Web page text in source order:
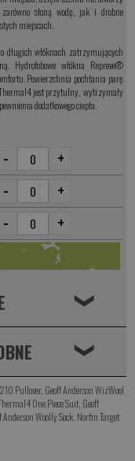
słoną wodę, jak i drobne
miejscach.
długich włóknach zatrzymujących
Hydrofobowe włókna Repreve®
Powierzchnia pochłania parę
jest przytulny, wytrzymały
dodatkowego ciepła.
- +
- +
- +
❮
❮
Pullover, Geoff Anderson WizWool
One Piece Suit, Geoff
Anderson Woolly Sock, Norfin Target